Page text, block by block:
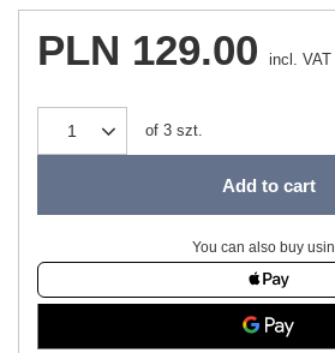
PLN 129.00 incl. VAT
of 3 szt.
Add to cart
You can also buy